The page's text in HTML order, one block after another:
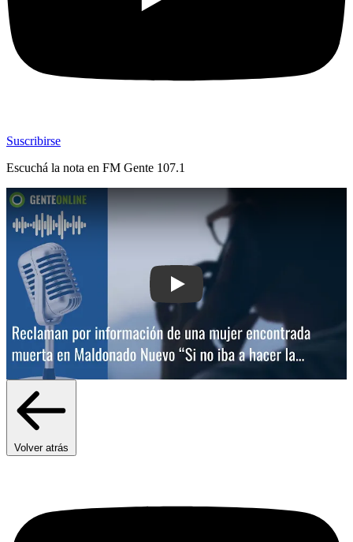
Suscribirse
Escuchá la nota en FM Gente 107.1
Play: Reclaman por información de
Volver atrás